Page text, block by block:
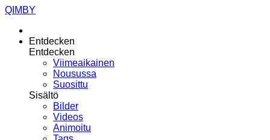
QIMBY
Entdecken
Entdecken
Viimeaikainen
Nousussa
Suosittu
Sisältö
Bilder
Videos
Animoitu